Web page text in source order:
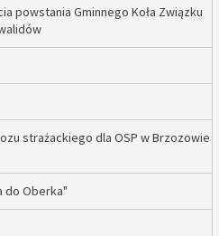
powstania Gminnego Koła Związku
strażackiego dla OSP w Brzozowie
do Oberka"